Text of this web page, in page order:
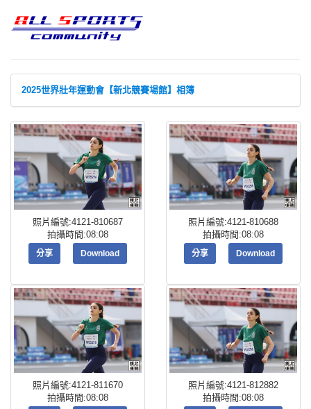
2025世界壯年運動會【新北競賽場館】相簿
照片編號:4121-810687
拍攝時間:08:08
分享 Download
照片編號:4121-810688
拍攝時間:08:08
分享 Download
照片編號:4121-811670
拍攝時間:08:08
照片編號:4121-812882
拍攝時間:08:08